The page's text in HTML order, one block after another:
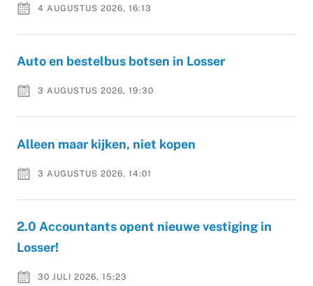
4 AUGUSTUS 2026, 16:13
Auto en bestelbus botsen in Losser
3 AUGUSTUS 2026, 19:30
Alleen maar kijken, niet kopen
3 AUGUSTUS 2026, 14:01
2.0 Accountants opent nieuwe vestiging in
Losser!
30 JULI 2026, 15:23